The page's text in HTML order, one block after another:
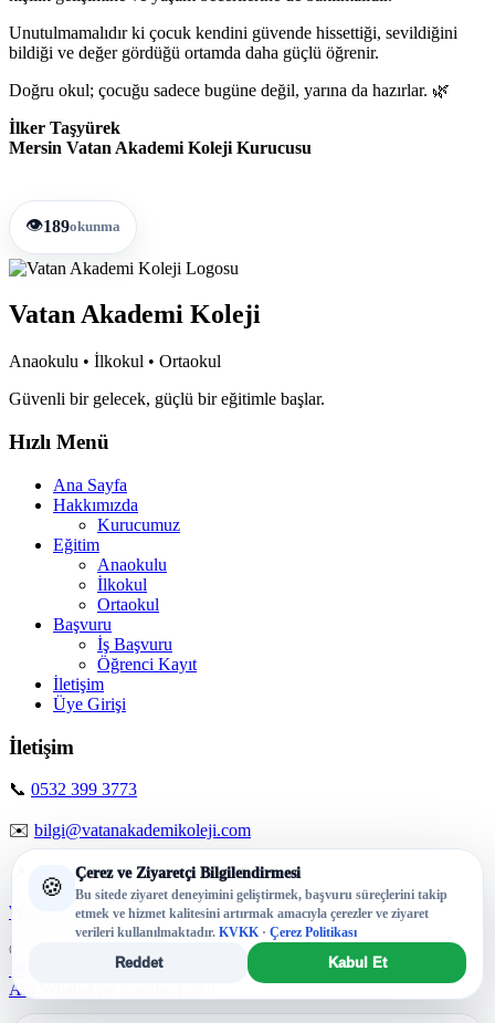
Unutulmamalıdır ki çocuk kendini güvende hissettiği, sevildiğini
bildiği ve değer gördüğü ortamda daha güçlü öğrenir.
Doğru okul; çocuğu sadece bugüne değil, yarına da hazırlar. 🌿
İlker Taşyürek
Mersin Vatan Akademi Koleji Kurucusu
👁️189okunma
Vatan Akademi Koleji
Anaokulu • İlkokul • Ortaokul
Güvenli bir gelecek, güçlü bir eğitimle başlar.
Hızlı Menü
Ana Sayfa
Hakkımızda
Kurucumuz
Eğitim
Anaokulu
İlkokul
Ortaokul
Başvuru
İş Başvuru
Öğrenci Kayıt
İletişim
Üye Girişi
İletişim
📞 0532 399 3773
✉️ bilgi@vatanakademikoleji.com
📍 Mezitli / Mersin
WhatsApp’tan Yaz
© 2026 Vatan Akademi Koleji. Tüm hakları saklıdır.
Ara
🍪
Çerez ve Ziyaretçi Bilgilendirmesi
Bu sitede ziyaret deneyimini geliştirmek, başvuru süreçlerini takip
etmek ve hizmet kalitesini artırmak amacıyla çerezler ve ziyaret
verileri kullanılmaktadır. KVKK· Çerez Politikası
Reddet Kabul Et